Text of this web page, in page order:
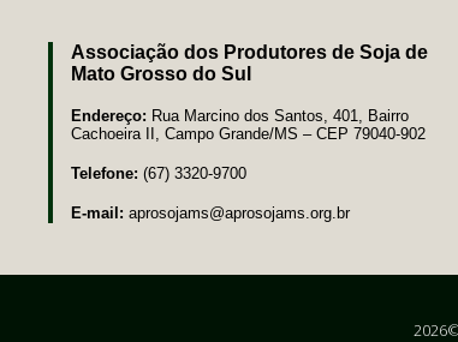
Associação dos Produtores de Soja de
Mato Grosso do Sul
Endereço: Rua Marcino dos Santos, 401, Bairro
Cachoeira II, Campo Grande/MS – CEP 79040-902
Telefone: (67) 3320-9700
E-mail: aprosojams@aprosojams.org.br